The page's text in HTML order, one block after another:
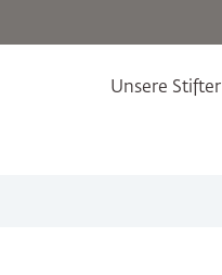
Unsere Stifter